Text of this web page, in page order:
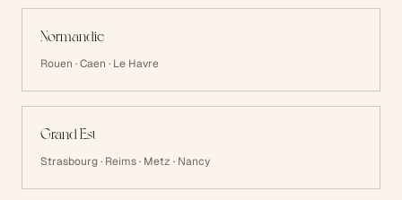
Normandie
Rouen · Caen · Le Havre
Grand Est
Strasbourg · Reims · Metz · Nancy